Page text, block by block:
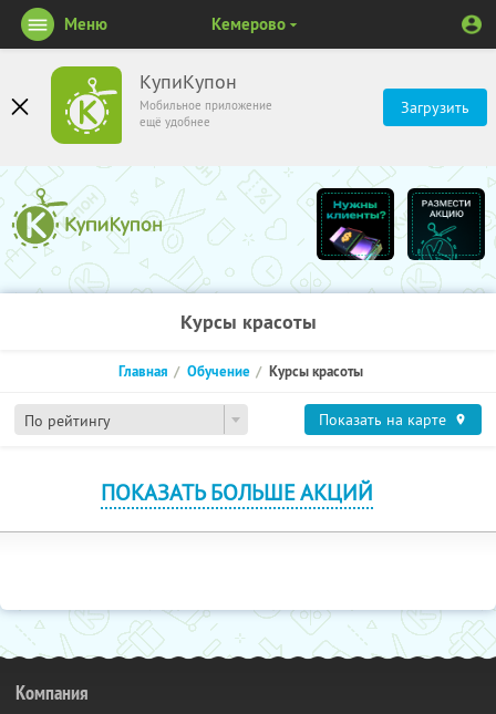
КупиКупон
Мобильное приложение
ещё удобнее
Загрузить
Меню Кемерово
Курсы красоты
По рейтингу
Главная Обучение Курсы красоты
Показать на карте
ПОКАЗАТЬ БОЛЬШЕ АКЦИЙ
Компания